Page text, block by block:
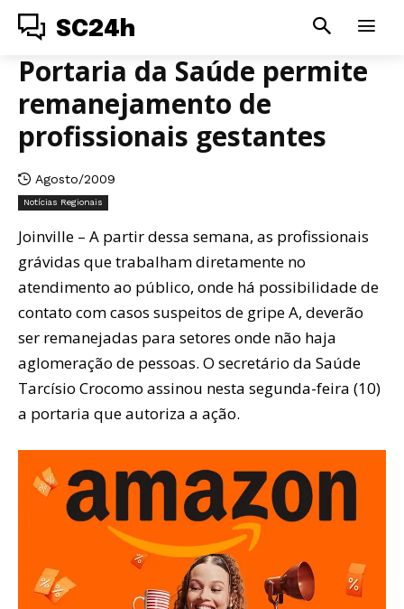
SC24h
Portaria da Saúde permite
remanejamento de
profissionais gestantes
Agosto/2009
Notícias Regionais
Joinville – A partir dessa semana, as profissionais
grávidas que trabalham diretamente no
atendimento ao público, onde há possibilidade de
contato com casos suspeitos de gripe A, deverão
ser remanejadas para setores onde não haja
aglomeração de pessoas. O secretário da Saúde
Tarcísio Crocomo assinou nesta segunda-feira (10)
a portaria que autoriza a ação.